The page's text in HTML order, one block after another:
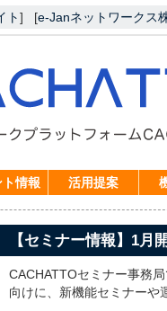
ト] [e-Janネットワークス
情報 活用提案
【セミナー情報】1月
CACHATTOセミナー事務
向けに、新機能セミナーや